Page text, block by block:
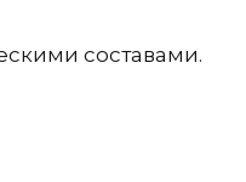
составами.